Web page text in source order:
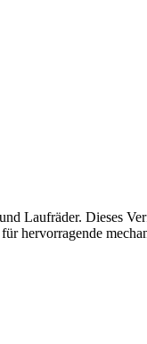
Laufräder. Dieses
hervorragende